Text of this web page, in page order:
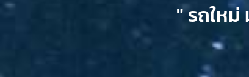
" รถใหม่